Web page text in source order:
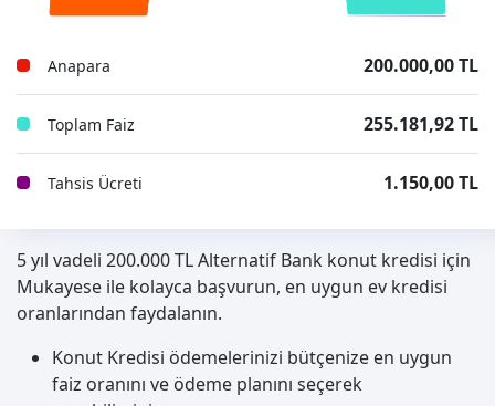
Anapara 200.000,00 TL
Toplam Faiz 255.181,92 TL
Tahsis Ücreti 1.150,00 TL
5 yıl vadeli 200.000 TL Alternatif Bank konut kredisi için
Mukayese ile kolayca başvurun, en uygun ev kredisi
oranlarından faydalanın.
Konut Kredisi ödemelerinizi bütçenize en uygun
faiz oranını ve ödeme planını seçerek